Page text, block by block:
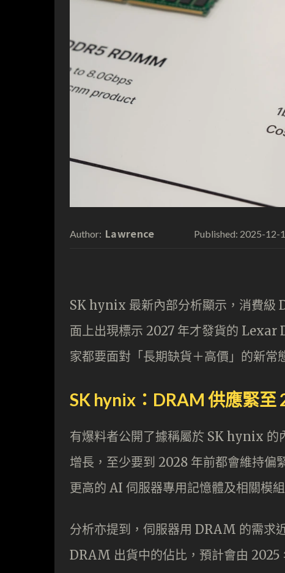
Author: Lawrence Published: 2025-12-
SK hynix 最新內部分析顯示，消費級
面上出現標示 2027 年才發貨的 Lexar
家都要面對「長期缺貨＋高價」的新常
SK hynix：DRAM 供應緊至
有爆料者公開了據稱屬於 SK hynix 的
增長，至少要到 2028 年前都會維持偏
更高的 AI 伺服器專用記憶體及相關模
分析亦提到，伺服器用 DRAM 的需求
DRAM 出貨中的佔比，預計會由 2025